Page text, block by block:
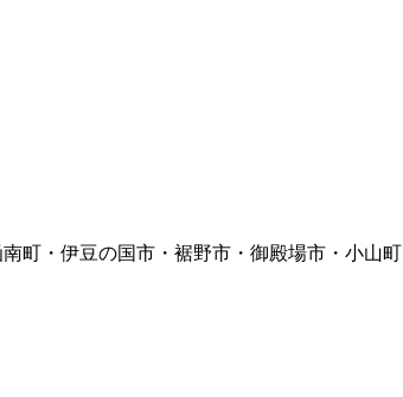
町・伊豆の国市・裾野市・御殿場市・小山町